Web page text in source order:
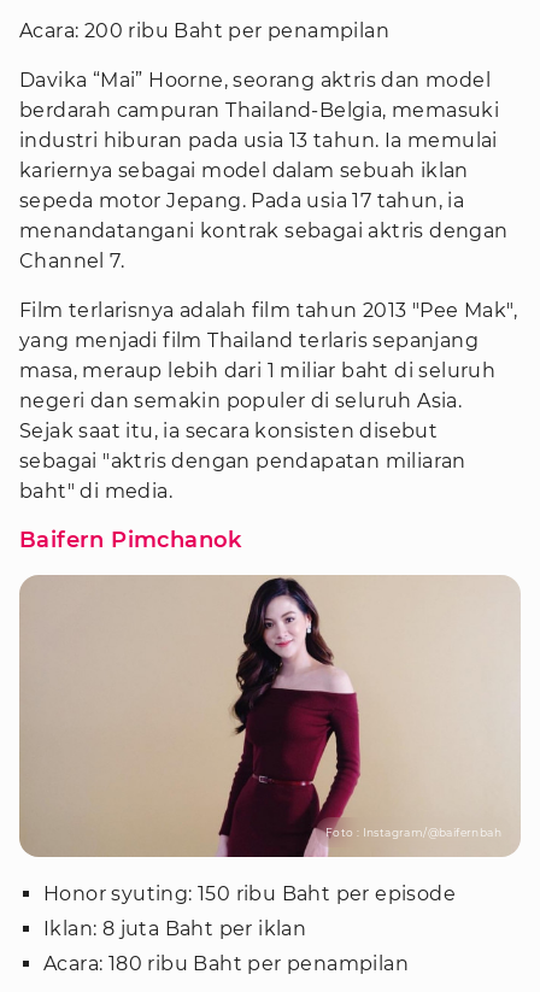
Acara: 200 ribu Baht per penampilan
Davika “Mai” Hoorne, seorang aktris dan model
berdarah campuran Thailand-Belgia, memasuki
industri hiburan pada usia 13 tahun. Ia memulai
kariernya sebagai model dalam sebuah iklan
sepeda motor Jepang. Pada usia 17 tahun, ia
menandatangani kontrak sebagai aktris dengan
Channel 7.
Film terlarisnya adalah film tahun 2013 "Pee Mak",
yang menjadi film Thailand terlaris sepanjang
masa, meraup lebih dari 1 miliar baht di seluruh
negeri dan semakin populer di seluruh Asia.
Sejak saat itu, ia secara konsisten disebut
sebagai "aktris dengan pendapatan miliaran
baht" di media.
Baifern Pimchanok
Foto : Instagram/@baifernbah
Honor syuting: 150 ribu Baht per episode
Iklan: 8 juta Baht per iklan
Acara: 180 ribu Baht per penampilan